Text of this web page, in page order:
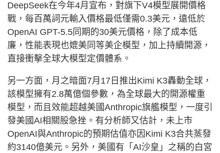
DeepSeek在今年4月宣布，對旗下V4模型展開價格
戰，每百萬詞元輸入價格最低僅需0.3美元，遠低於
OpenAI GPT-5.5同期的30美元價格，除了成本低
廉，性能表現也媲美同等美企模型，加上持續開源，
直接衝擊全球大模型定價體系。
另一方面，月之暗面7月17日推出Kimi K3轟動全球，
該模型擁有2.8萬億個參數，為全球最大的開源權重
模型，而且效能超越美國Anthropic旗艦模型，一度引
發美國AI相關股急挫。有分析師又估計，未上市
OpenAI與Anthropic的預期估值亦因Kimi K3合共蒸發
約3140億美元。另外，美國有「AI沙皇」之稱的白宮